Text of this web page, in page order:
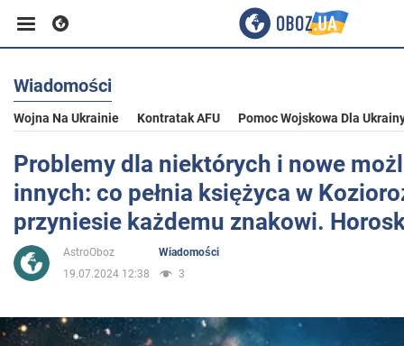
Biznes
Sport
Rozrywka
Życie
Polityka
Wiadomości
Wojna Na Ukrainie Kontratak AFU Pomoc Wojskowa Dla
Problemy dla niektórych i nowe
innych: co pełnia księżyca w
przyniesie każdemu znakowi.
AstroOboz
Wiadomości
19.07.2024 12:38
3